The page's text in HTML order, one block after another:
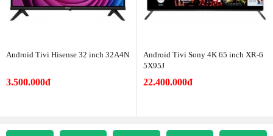
Android Tivi Hisense 32 inch 32A4N
3.500.000đ
Android Tivi Sony 4K 65 inch XR-6
5X95J
22.400.000đ